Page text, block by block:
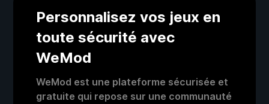
Personnalisez vos jeux en
toute sécurité avec
WeMod
WeMod est une plateforme sécurisée et
gratuite qui repose sur une communauté